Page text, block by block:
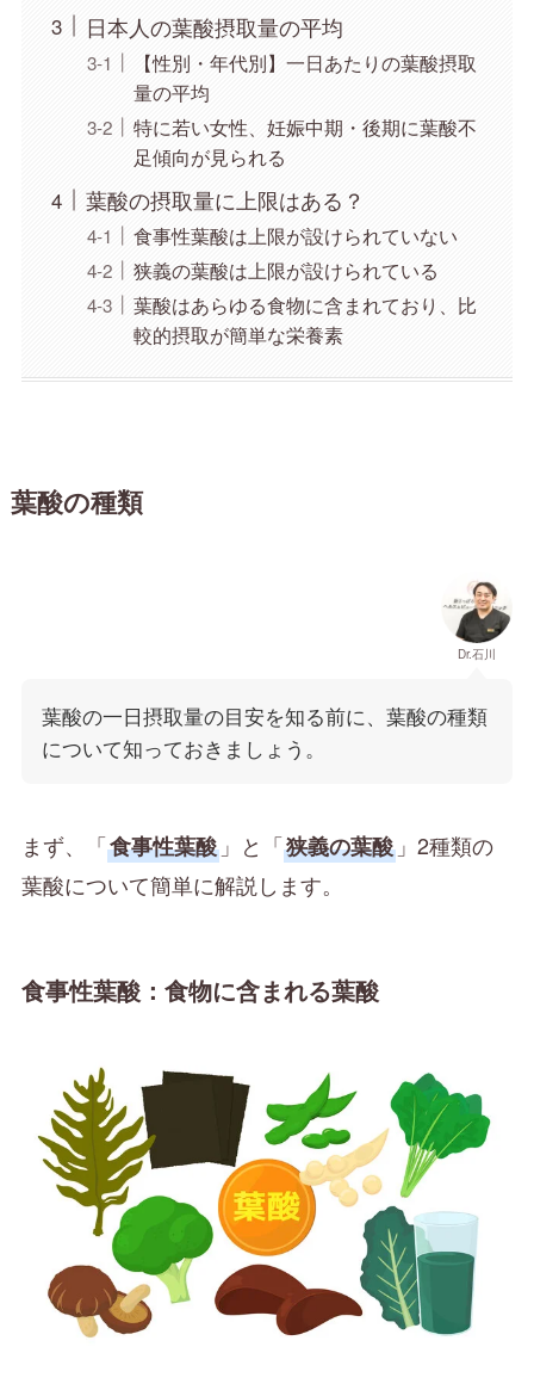
日本人の葉酸摂取量の平均
【性別・年代別】一日あたりの葉酸摂取
量の平均
特に若い女性、妊娠中期・後期に葉酸不
足傾向が見られる
葉酸の摂取量に上限はある？
食事性葉酸は上限が設けられていない
狭義の葉酸は上限が設けられている
葉酸はあらゆる食物に含まれており、比
較的摂取が簡単な栄養素
葉酸の種類
Dr.石川
葉酸の一日摂取量の目安を知る前に、葉酸の種類
について知っておきましょう。
まず、「食事性葉酸」と「狭義の葉酸」2種類の
葉酸について簡単に解説します。
食事性葉酸：食物に含まれる葉酸